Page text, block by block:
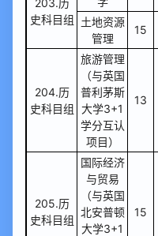
史科目组 土地资源
管理
15
204.历
史科目组
旅游管理
（与英国
普利茅斯
大学3+1
学分互认
项目）
13
205.历
史科目组
国际经济
与贸易
（与英国
北安普顿
大学3+1
15